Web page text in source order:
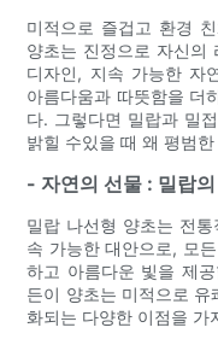
미적으로 즐겁고 환경
양초는 진정으로 자신의
디자인, 지속 가능한 자
아름다움과 따뜻함을 더
다. 그렇다면 밀랍과 밀
밝힐 수있을 때 왜 평범
- 자연의 선물 : 밀랍
밀랍 나선형 양초는 전
속 가능한 대안으로, 모
하고 아름다운 빛을 제
든이 양초는 미적으로
화되는 다양한 이점을 가